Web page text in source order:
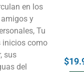
en los
y
Tu
inicios como
sus
del